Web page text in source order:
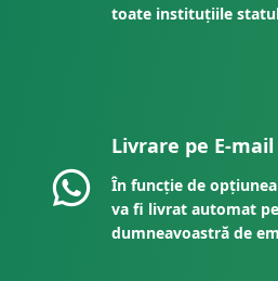
toate instituțiile
Livrare pe E-
În funcție de
va fi livrat automat
dumneavoastră de